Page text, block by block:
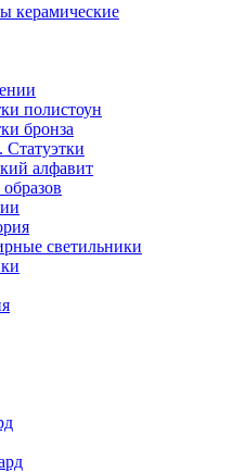
керамические
полистоун
бронза
Статуэтки
алфавит
светильники